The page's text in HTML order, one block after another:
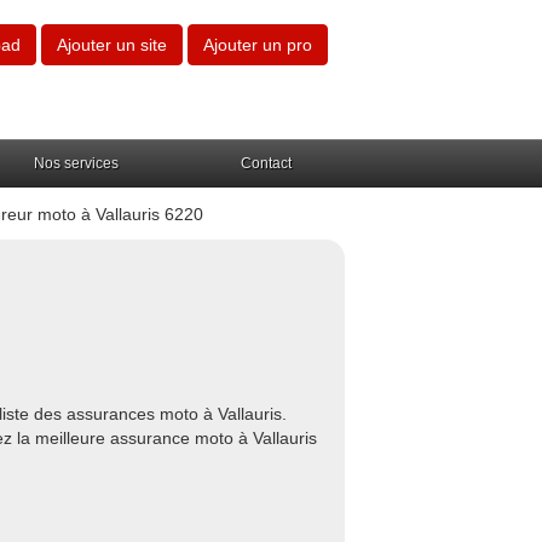
Ajouter un site Ajouter un pro
Nos services Contact
moto à Vallauris 6220
des assurances moto à Vallauris.
la meilleure assurance moto à Vallauris